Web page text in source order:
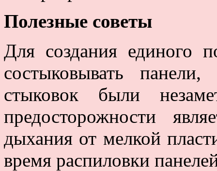
Полезные советы
Для создания единого
состыковывать
стыковок были
предосторожности
дыхания от мелкой
время распиловки